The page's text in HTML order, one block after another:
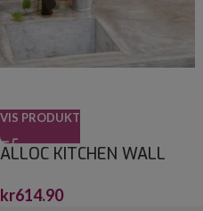
VIS PRODUKT
ALLOC KITCHEN WALL
2,2X600X1200
kr614.90